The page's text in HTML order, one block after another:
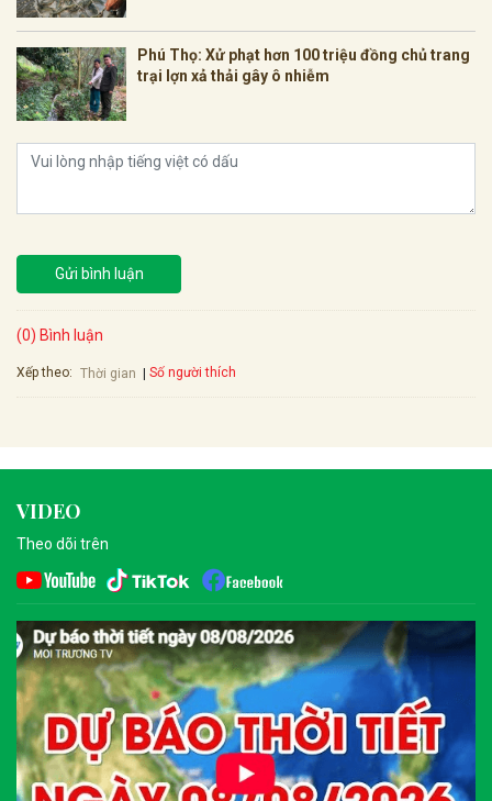
Phú Thọ: Xử phạt hơn 100 triệu đồng chủ trang
trại lợn xả thải gây ô nhiễm
Gửi bình luận
(0) Bình luận
Xếp theo: Thời gian Số người thích
VIDEO
Theo dõi trên